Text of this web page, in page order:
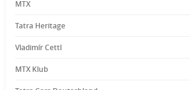
MTX
Tatra Heritage
Vladimír Cettl
MTX Klub